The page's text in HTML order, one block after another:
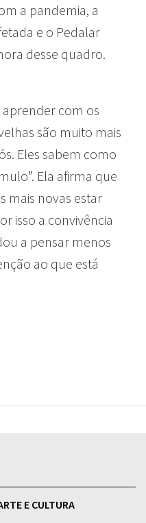
a pandemia, a
e o Pedalar
desse quadro.
aprender com os
são muito mais
Eles sabem como
Ela afirma que
mais novas estar
isso a convivência
a pensar menos
ao que está
E CULTURA